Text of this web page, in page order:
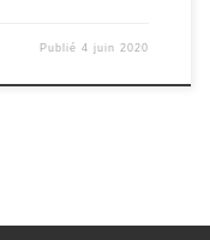
Publié4 juin 2020